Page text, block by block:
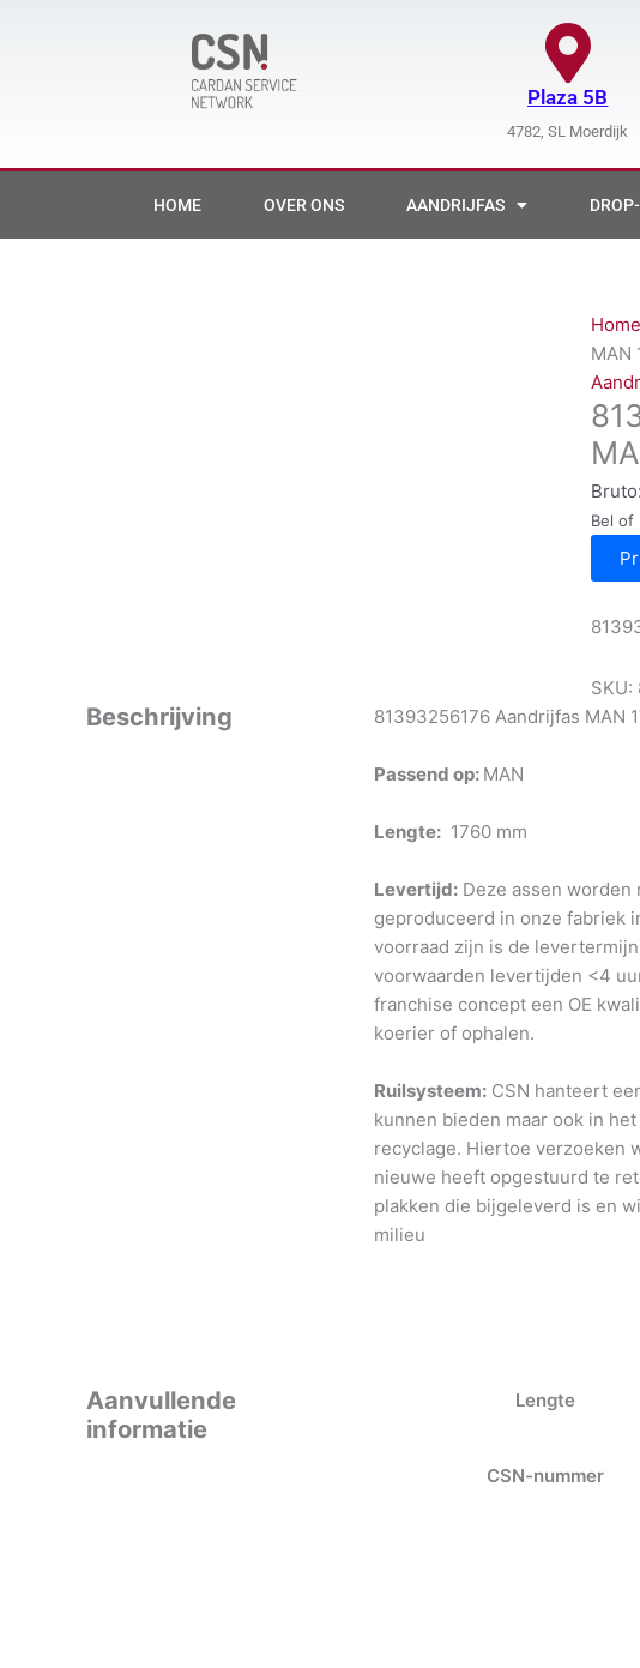
Plaza 5B
4782, SL Moerdijk
HOME OVER ONS AANDRIJFAS
Home
MAN
Bruto:
Bel of
SKU:
Beschrijving 81393256176 Aandrijfas MAN
Passend op: MAN
Lengte: 1760 mm
Levertijd: Deze assen
geproduceerd in onze fabriek
voorraad zijn is de
voorwaarden levertijden <4
franchise concept een OE
koerier of ophalen.
Ruilsysteem: CSN hanteert
kunnen bieden maar ook in
recyclage. Hiertoe verzoeken
nieuwe heeft opgestuurd te
plakken die bijgeleverd is en
milieu
Aanvullende
informatie
Lengte
CSN-nummer